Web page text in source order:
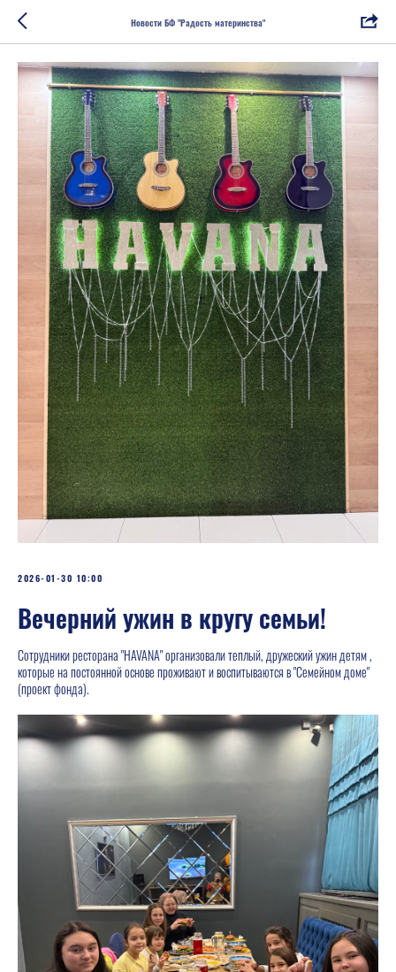
Новости БФ "Радость материнства"
2026-01-30 10:00
Вечерний ужин в кругу семьи!
Сотрудники ресторана "HAVANA" организовали теплый, дружеский ужин детям ,
которые на постоянной основе проживают и воспитываются в "Семейном доме"
(проект фонда).